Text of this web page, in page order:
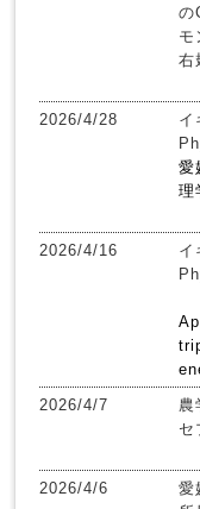
の
モ
右
2026/4/28
イ
愛
理
2026/4/16
イ
2026/4/7
農
セ
2026/4/6
愛